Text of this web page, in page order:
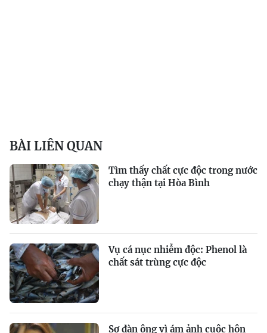
BÀI LIÊN QUAN
Tìm thấy chất cực độc trong nước
chạy thận tại Hòa Bình
Vụ cá nục nhiễm độc: Phenol là
chất sát trùng cực độc
Sợ đàn ông vì ám ảnh cuộc hôn